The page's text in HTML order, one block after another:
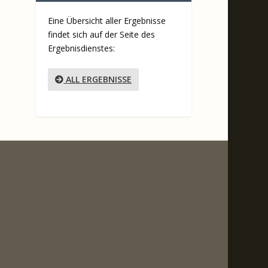
Eine Übersicht aller Ergebnisse
findet sich auf der Seite des
Ergebnisdienstes:
ALL ERGEBNISSE